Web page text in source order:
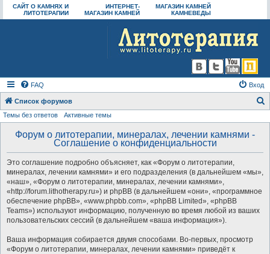
САЙТ О КАМНЯХ И
ЛИТОТЕРАПИИ
ИНТЕРНЕТ-
МАГАЗИН КАМНЕЙ
МАГАЗИН КАМНЕЙ
КАМНЕВЕДЫ
FAQ Вход
Список форумов
Темы без ответов Активные темы
Форум о литотерапии, минералах, лечении камнями -
Соглашение о конфиденциальности
Это соглашение подробно объясняет, как «Форум о литотерапии,
минералах, лечении камнями» и его подразделения (в дальнейшем «мы»,
«наш», «Форум о литотерапии, минералах, лечении камнями»,
«http://forum.lithotherapy.ru») и phpBB (в дальнейшем «они», «программное
обеспечение phpBB», «www.phpbb.com», «phpBB Limited», «phpBB
Teams») используют информацию, полученную во время любой из ваших
пользовательских сессий (в дальнейшем «ваша информация»).
Ваша информация собирается двумя способами. Во-первых, просмотр
«Форум о литотерапии, минералах, лечении камнями» приведёт к